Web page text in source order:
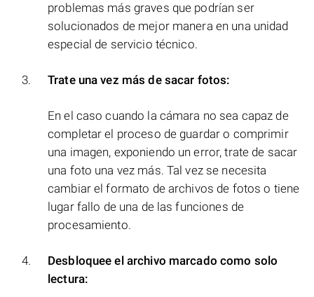
problemas más graves que podrían ser
solucionados de mejor manera en una unidad
especial de servicio técnico.
Trate una vez más de sacar fotos:
En el caso cuando la cámara no sea capaz de
completar el proceso de guardar o comprimir
una imagen, exponiendo un error, trate de sacar
una foto una vez más. Tal vez se necesita
cambiar el formato de archivos de fotos o tiene
lugar fallo de una de las funciones de
procesamiento.
Desbloquee el archivo marcado como solo
lectura: